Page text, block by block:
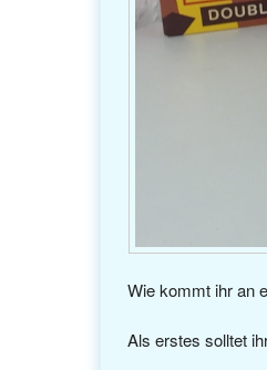
Wie kommt ihr an
Als erstes solltet